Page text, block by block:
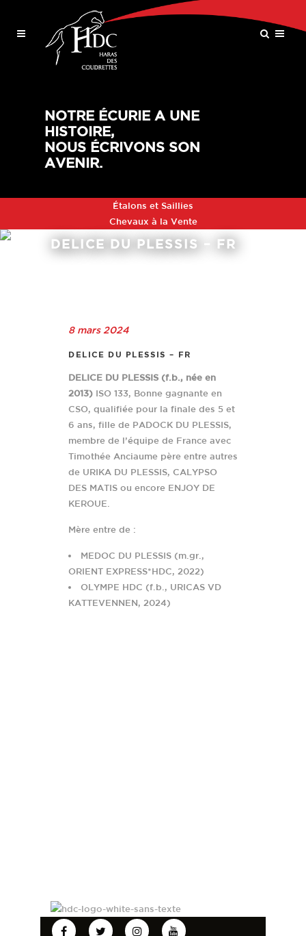
NOTRE ÉCURIE A UNE
HISTOIRE,
NOUS ÉCRIVONS SON
AVENIR.
Étalons et Saillies
Chevaux à la Vente
DELICE DU PLESSIS – FR
8 mars 2024
DELICE DU PLESSIS – FR
DELICE DU PLESSIS (f.b., née en
2013) ISO 133, Bonne gagnante en
CSO, qualifiée pour la finale des 5 et
6 ans, fille de PADOCK DU PLESSIS,
membre de l’équipe de France avec
Timothée Anciaume père entre autres
de URIKA DU PLESSIS, CALYPSO
DES MATIS ou encore ENJOY DE
KEROUE.
Mère entre de :
MEDOC DU PLESSIS (m.gr.,
ORIENT EXPRESS*HDC, 2022)
OLYMPE HDC (f.b., URICAS VD
KATTEVENNEN, 2024)